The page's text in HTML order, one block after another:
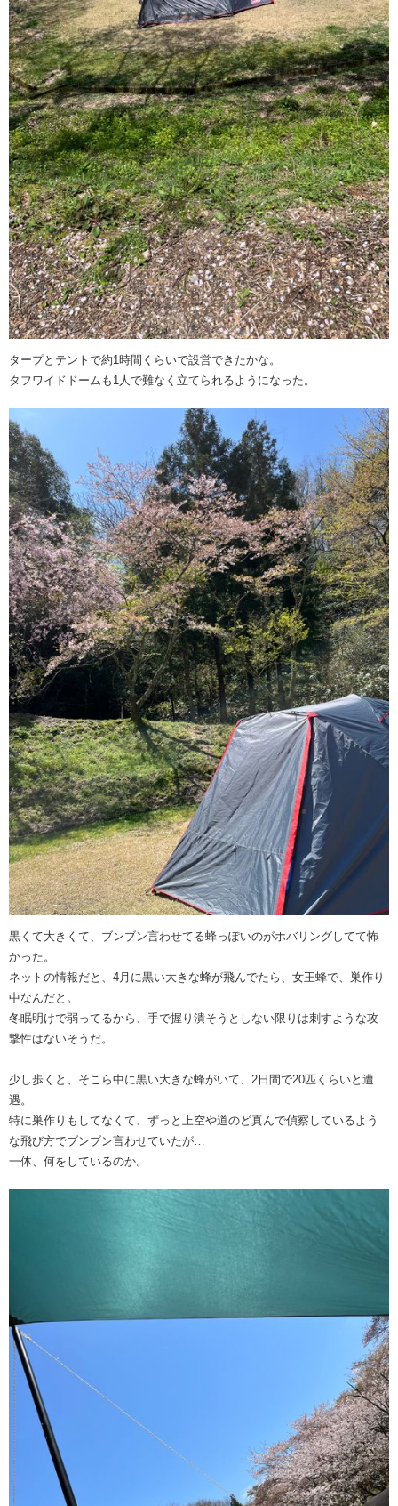
タープとテントで約1時間くらいで設営できたかな。
タフワイドドームも1人で難なく立てられるようになった。
黒くて大きくて、ブンブン言わせてる蜂っぽいのがホバリングしてて怖
かった。
ネットの情報だと、4月に黒い大きな蜂が飛んでたら、女王蜂で、巣作り
中なんだと。
冬眠明けで弱ってるから、手で握り潰そうとしない限りは刺すような攻
撃性はないそうだ。
少し歩くと、そこら中に黒い大きな蜂がいて、2日間で20匹くらいと遭
遇。
特に巣作りもしてなくて、ずっと上空や道のど真んで偵察しているよう
な飛び方でブンブン言わせていたが…
一体、何をしているのか。